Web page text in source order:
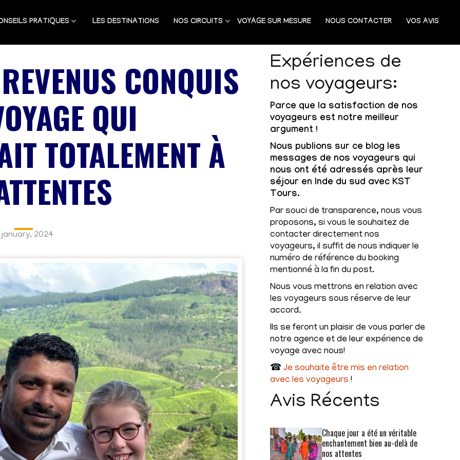
PRATIQUES LES DESTINATIONS NOS CIRCUITS VOYAGE SUR MESURE NOUS CONTACTER VOS AVIS
CONQUIS
QUI
TOTALEMENT À
january, 2024
Expériences de
nos voyageurs:
Parce que la satisfaction de nos
voyageurs est notre meilleur
argument !
Nous publions sur ce blog les
messages de nos voyageurs qui
nous ont été adressés après leur
séjour en Inde du sud avec KST
Tours.
Par souci de transparence, nous vous
proposons, si vous le souhaitez de
contacter directement nos
voyageurs, il suffit de nous indiquer le
numéro de référence du booking
mentionné à la fin du post.
Nous vous mettrons en relation avec
les voyageurs sous réserve de leur
accord.
Ils se feront un plaisir de vous parler de
notre agence et de leur expérience de
voyage avec nous!
☎Je souhaite être mis en relation
avec les voyageurs !
Avis Récents
Chaque jour a été un véritable
enchantement bien au-delà de
nos attentes